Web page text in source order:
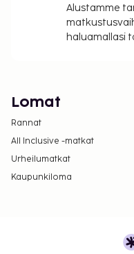
Alustamme
haluamallasi
Lomat
Rannat
All Inclusive -matkat
Urheilumatkat
Kaupunkiloma